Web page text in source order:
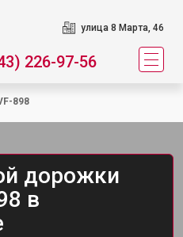
улица 8 Марта, 46
226-97-56
898
дорожки
в